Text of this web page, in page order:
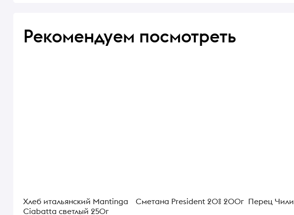
Рекомендуем посмотреть
Хлеб итальянский Mantinga
Ciabatta светлый 250г
Сметана President 20% 200г Перец Чили